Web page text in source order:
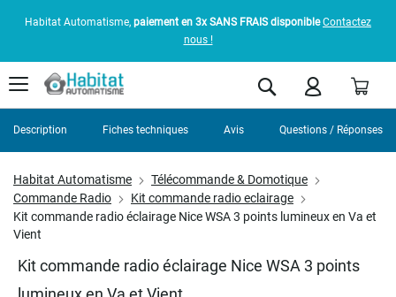
Habitat Automatisme, paiement en 3x SANS FRAIS disponible Contactez
nous !
Rechercher
Habitat Automatisme
Télécommande & Domotique
Commande Radio
Kit commande radio eclairage
Kit commande radio éclairage Nice WSA 3 points lumineux en Va et
Vient
Kit commande radio éclairage Nice WSA 3 points
Description Fiches techniques Avis Questions / Réponses